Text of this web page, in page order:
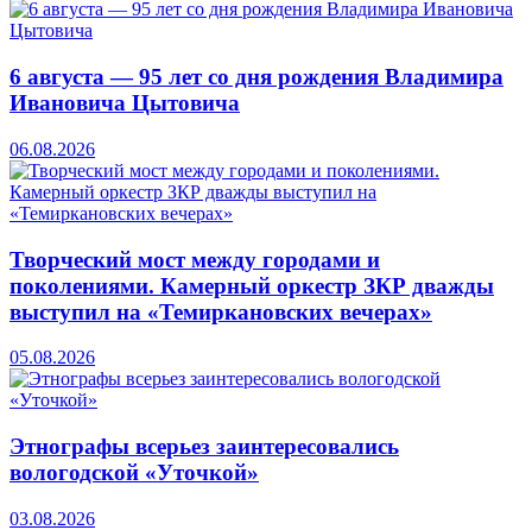
6 августа — 95 лет со дня рождения Владимира
Ивановича Цытовича
06.08.2026
Творческий мост между городами и
поколениями. Камерный оркестр ЗКР дважды
выступил на «Темиркановских вечерах»
05.08.2026
Этнографы всерьез заинтересовались
вологодской «Уточкой»
03.08.2026